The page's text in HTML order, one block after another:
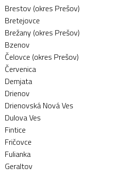
Brestov (okres Prešov)
Bretejovce
Brežany (okres Prešov)
Bzenov
Čelovce (okres Prešov)
Červenica
Demjata
Drienov
Drienovská Nová Ves
Dulova Ves
Fintice
Fričovce
Fulianka
Geraltov